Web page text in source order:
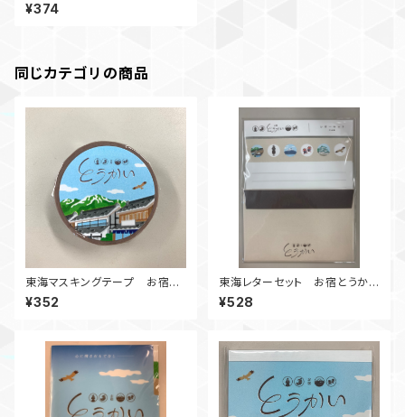
¥374
同じカテゴリの商品
東海マスキングテープ お宿と
うかいシリーズ
¥352
東海レターセット お宿とうかい
シリーズ
¥528